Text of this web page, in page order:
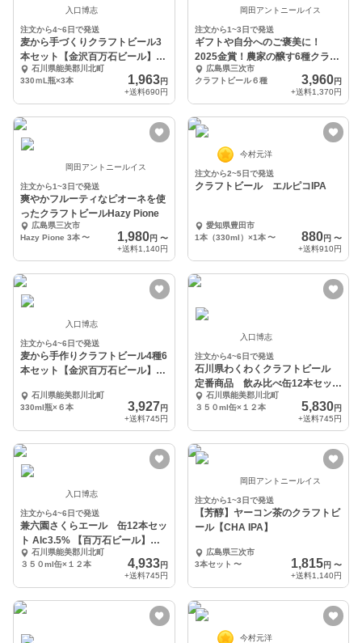
入口博志
注文から4~6日で発送
麦から手づくりクラフトビール3
本セット【金沢百万石ビール】
330ｍL瓶３種
石川県能美郡川北町
330ｍL瓶×3本
1,963円
+送料690円
岡田アントニールイス
注文から1~3日で発送
ギフトや自分へのご褒美に！
2025金賞！農家の醸す6種クラフ
トビールセット
広島県三次市
クラフトビール６種
3,960円
+送料1,370円
岡田アントニールイス
注文から1~3日で発送
爽やかフルーティなピオーネを使
ったクラフトビールHazy Pione
広島県三次市
Hazy Pione 3本〜 1,980円 〜
+送料1,140円
今村元洋
注文から2~5日で発送
クラフトビール エルピコIPA
愛知県豊田市
1本（330ml）×1本 〜 880円 〜
+送料910円
入口博志
注文から4~6日で発送
麦から手作りクラフトビール4種6
本セット【金沢百万石ビール】各
石川県能美郡川北町
330ml瓶×６本
3,927 円
+送料745円
入口博志
注文から4~6日で発送
石川県わくわくクラフトビール
定番商品 飲み比べ缶12本セッ
ト (4種×3本)
石川県能美郡川北町
３５０ml缶×１２本
5,830円
+送料745円
入口博志
注文から4~6日で発送
兼六園さくらエール 缶12本セッ
ト Alc3.5% 【百万石ビール】数
量限定商品
石川県能美郡川北町
３５０ml缶×１２本
4,933円
+送料745円
岡田アントニールイス
注文から1~3日で発送
【芳醇】ヤーコン茶のクラフトビ
ール【CHA IPA】
広島県三次市
3本セット 〜 1,815円 〜
+送料1,140円
今村元洋